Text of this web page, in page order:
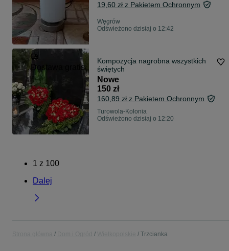
19,60 zł z Pakietem Ochronnym
Węgrów
Odświeżono dzisiaj o 12:42
Dostawa gratis
Kompozycja nagrobna wszystkich
świętych
Nowe
150 zł
160,89 zł z Pakietem Ochronnym
Turowola-Kolonia
Odświeżono dzisiaj o 12:20
1 z 100
Dalej
Trzcianka